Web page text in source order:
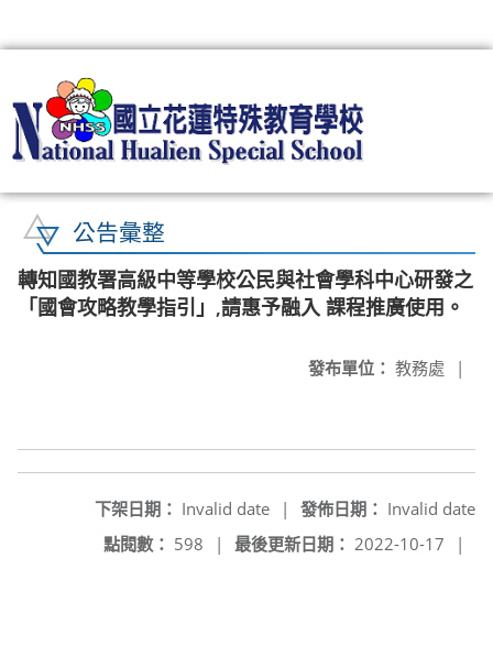
公告彙整
轉知國教署高級中等學校公民與社會學科中心研發之
「國會攻略教學指引」,請惠予融入 課程推廣使用。
發布單位： 教務處 |
發佈日期： Invalid date
下架日期： Invalid date
|
最後更新日期： 2022-10-17 |
點閱數： 598 |